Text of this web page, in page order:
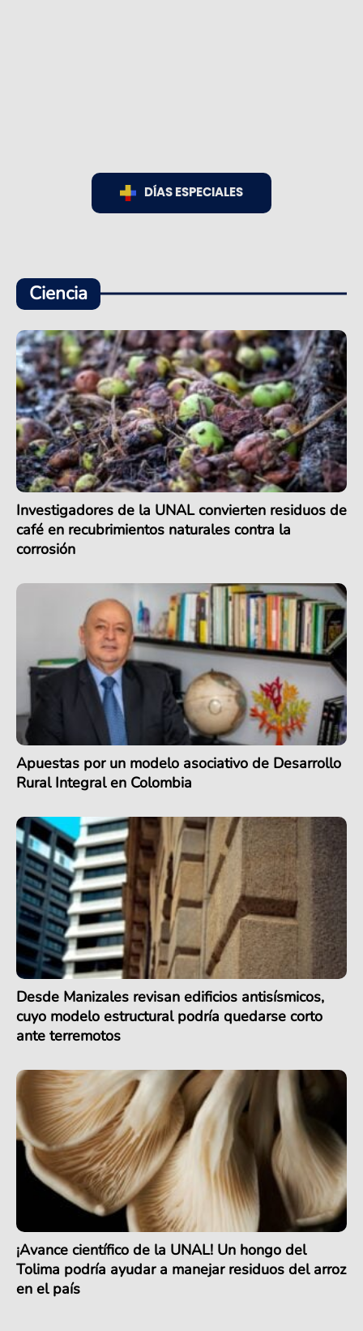
DÍAS ESPECIALES
Ciencia
Investigadores de la UNAL convierten residuos de
café en recubrimientos naturales contra la
corrosión
Apuestas por un modelo asociativo de Desarrollo
Rural Integral en Colombia
Desde Manizales revisan edificios antisísmicos,
cuyo modelo estructural podría quedarse corto
ante terremotos
¡Avance científico de la UNAL! Un hongo del
Tolima podría ayudar a manejar residuos del arroz
en el país